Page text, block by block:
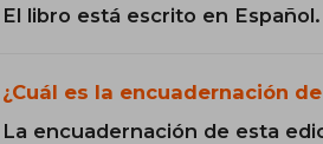
El libro está escrito en Español.
¿Cuál es la encuadernación
La encuadernación de esta